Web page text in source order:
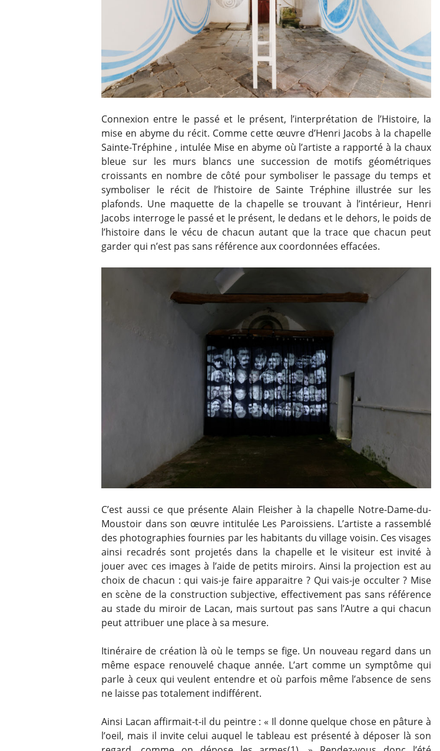
Connexion entre le passé et le présent, l’interprétation de l’Histoire, la
mise en abyme du récit. Comme cette œuvre d’Henri Jacobs à la chapelle
Sainte-Tréphine , intulée Mise en abyme où l’artiste a rapporté à la chaux
bleue sur les murs blancs une succession de motifs géométriques
croissants en nombre de côté pour symboliser le passage du temps et
symboliser le récit de l’histoire de Sainte Tréphine illustrée sur les
plafonds. Une maquette de la chapelle se trouvant à l’intérieur, Henri
Jacobs interroge le passé et le présent, le dedans et le dehors, le poids de
l’histoire dans le vécu de chacun autant que la trace que chacun peut
garder qui n’est pas sans référence aux coordonnées effacées.
C’est aussi ce que présente Alain Fleisher à la chapelle Notre-Dame-du-
Moustoir dans son œuvre intitulée Les Paroissiens. L’artiste a rassemblé
des photographies fournies par les habitants du village voisin. Ces visages
ainsi recadrés sont projetés dans la chapelle et le visiteur est invité à
jouer avec ces images à l’aide de petits miroirs. Ainsi la projection est au
choix de chacun : qui vais-je faire apparaitre ? Qui vais-je occulter ? Mise
en scène de la construction subjective, effectivement pas sans référence
au stade du miroir de Lacan, mais surtout pas sans l’Autre a qui chacun
peut attribuer une place à sa mesure.
Itinéraire de création là où le temps se fige. Un nouveau regard dans un
même espace renouvelé chaque année. L’art comme un symptôme qui
parle à ceux qui veulent entendre et où parfois même l’absence de sens
ne laisse pas totalement indifférent.
Ainsi Lacan affirmait-t-il du peintre : « Il donne quelque chose en pâture à
l’oeil, mais il invite celui auquel le tableau est présenté à déposer là son